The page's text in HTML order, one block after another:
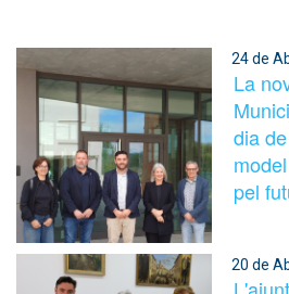
24 de
La
dia
pel
20 de